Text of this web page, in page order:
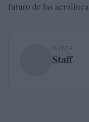
futuro de las
AUTOR
Staff